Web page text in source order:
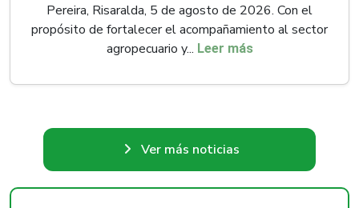
Pereira, Risaralda, 5 de agosto de 2026. Con el
propósito de fortalecer el acompañamiento al sector
agropecuario y... Leer más
Ver más noticias